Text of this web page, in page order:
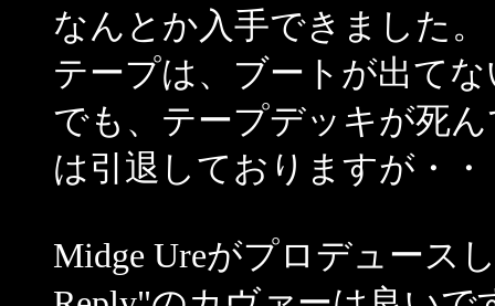
なんとか入手できました。
テープは、ブートが出て
でも、テープデッキが死
は引退しておりますが・・
Midge Ureがプロデュース